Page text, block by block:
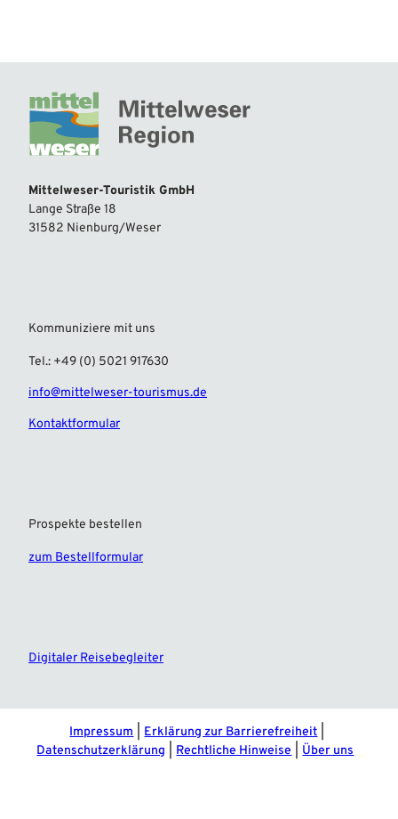
Mittelweser-Touristik GmbH
Lange Straße 18
31582 Nienburg/Weser
Kommuniziere mit uns
Tel.: +49 (0) 5021 917630
info@mittelweser-tourismus.de
Kontaktformular
Prospekte bestellen
zum Bestellformular
e
b
a
m
Digitaler Reisebegleiter
Impressum
Erklärung zur Barrierefreiheit
Datenschutzerklärung
Rechtliche Hinweise Über uns